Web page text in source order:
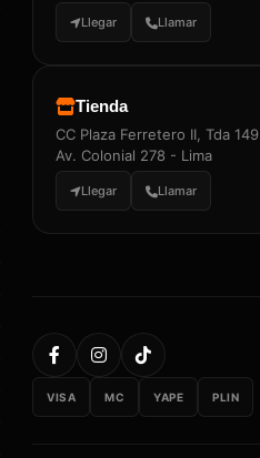
Llegar Llamar
Tienda
CC Plaza Ferretero II, Tda 149
Av. Colonial 278 - Lima
Llegar Llamar
VISA MC YAPE PLIN